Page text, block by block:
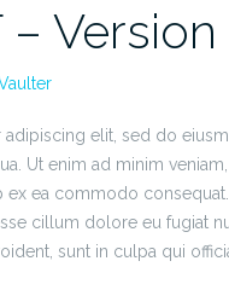
Version
Vaulter
adipiscing elit, sed do
Ut enim ad minim
ea commodo
cillum dolore eu fugiat
sunt in culpa qui